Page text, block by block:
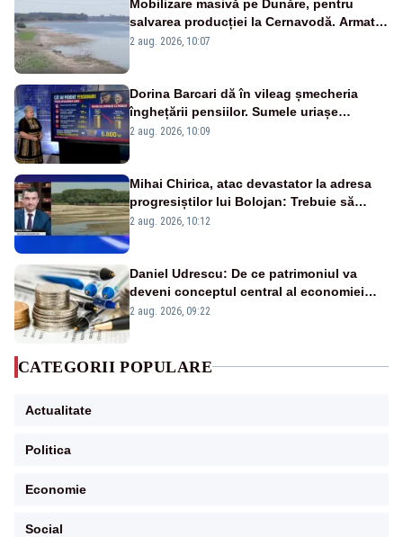
Mobilizare masivă pe Dunăre, pentru
salvarea producției la Cernavodă. Armata
va detona o stâncă și va devia apa
2 aug. 2026, 10:07
Dorina Barcari dă în vileag șmecheria
înghețării pensiilor. Sumele uriașe
pierdute de fiecare român
2 aug. 2026, 10:09
Mihai Chirica, atac devastator la adresa
progresiștilor lui Bolojan: Trebuie să
protejăm și natura, dar nu șținem omaneii
2 aug. 2026, 10:12
Daniel Udrescu: De ce patrimoniul va
deveni conceptul central al economiei
viitoare?
2 aug. 2026, 09:22
CATEGORII POPULARE
Actualitate
Politica
Economie
Social